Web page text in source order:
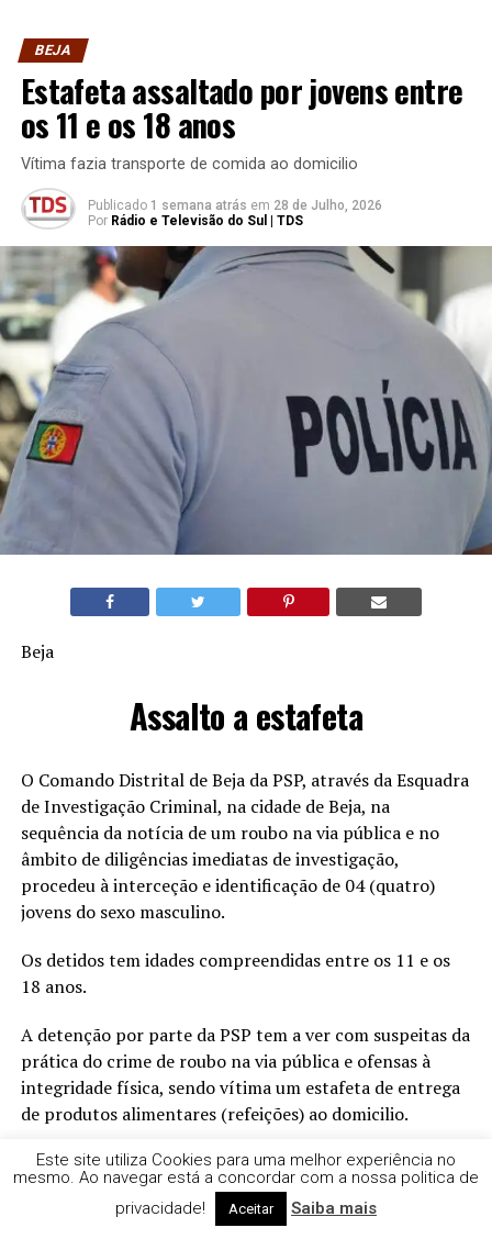
BEJA
Estafeta assaltado por jovens entre
os 11 e os 18 anos
Vítima fazia transporte de comida ao domicilio
Publicado 1 semana atrás em 28 de Julho, 2026
Por Rádio e Televisão do Sul | TDS
Beja
Assalto a estafeta
O Comando Distrital de Beja da PSP, através da Esquadra
de Investigação Criminal, na cidade de Beja, na
sequência da notícia de um roubo na via pública e no
âmbito de diligências imediatas de investigação,
procedeu à interceção e identificação de 04 (quatro)
jovens do sexo masculino.
Os detidos tem idades compreendidas entre os 11 e os
18 anos.
A detenção por parte da PSP tem a ver com suspeitas da
prática do crime de roubo na via pública e ofensas à
integridade física, sendo vítima um estafeta de entrega
de produtos alimentares (refeições) ao domicilio.
Os suspeitos, que roubaram, por meio da força física, e
consumiram as refeições que o estafeta transportava,
vão aguardar pelo desenrolar do processo em liberdade.
Este site utiliza Cookies para uma melhor experiência no
mesmo. Ao navegar está a concordar com a nossa politica de
privacidade!
Aceitar Saiba mais